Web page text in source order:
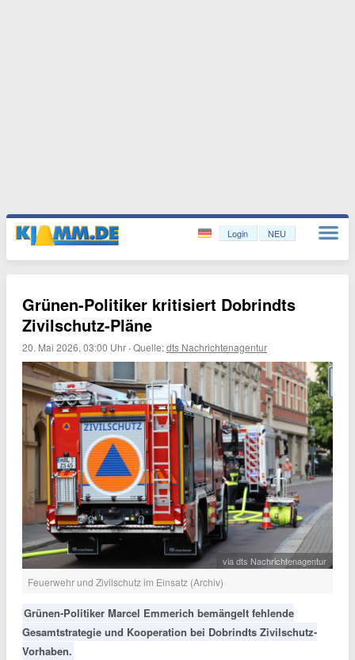
Login NEU
Grünen-Politiker kritisiert Dobrindts
Zivilschutz-Pläne
20. Mai 2026, 03:00 Uhr ·Quelle:dts Nachrichtenagentur
via dts Nachrichtenagentur
Feuerwehr und Zivilschutz im Einsatz (Archiv)
Grünen-Politiker Marcel Emmerich bemängelt fehlende
Gesamtstrategie und Kooperation bei Dobrindts Zivilschutz-
Vorhaben.